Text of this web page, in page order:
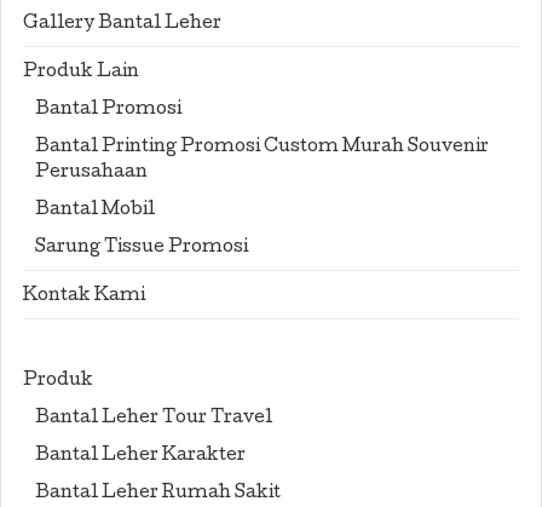
Gallery Bantal Leher
Produk Lain
Bantal Promosi
Bantal Printing Promosi Custom Murah Souvenir
Perusahaan
Bantal Mobil
Sarung Tissue Promosi
Kontak Kami
Produk
Bantal Leher Tour Travel
Bantal Leher Karakter
Bantal Leher Rumah Sakit